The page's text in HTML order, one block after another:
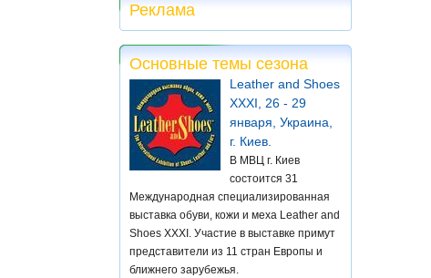
Реклама
Основные темы сезона
Leather and Shoes
XXXI, 26 - 29
января, Украина,
г. Киев.
В МВЦ г. Киев
состоится 31
Международная специализированная
выставка обуви, кожи и меха Leather and
Shoes XXXI. Участие в выставке примут
представители из 11 стран Европы и
ближнего зарубежья.